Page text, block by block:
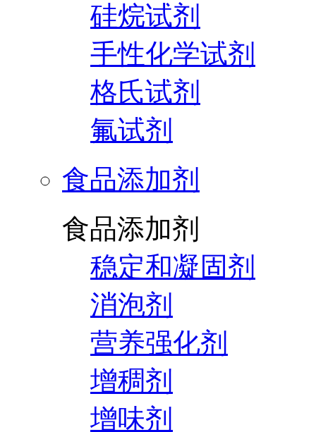
硅烷试剂
手性化学试剂
格氏试剂
氟试剂
食品添加剂
食品添加剂
稳定和凝固剂
消泡剂
营养强化剂
增稠剂
增味剂